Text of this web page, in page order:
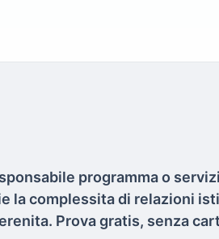
programma o
la complessita di relazioni
Prova gratis, senza